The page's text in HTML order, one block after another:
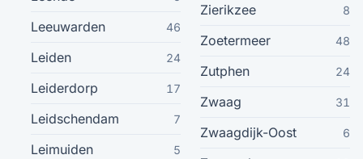
Goor
Maassluis
Leeuwarden 46
Leiden 24
Leiderdorp 17
Leidschendam 7
Leimuiden 5
Zierikzee 8
Zoetermeer 48
Zutphen 24
Zwaag 31
Zwaagdijk-Oost 6